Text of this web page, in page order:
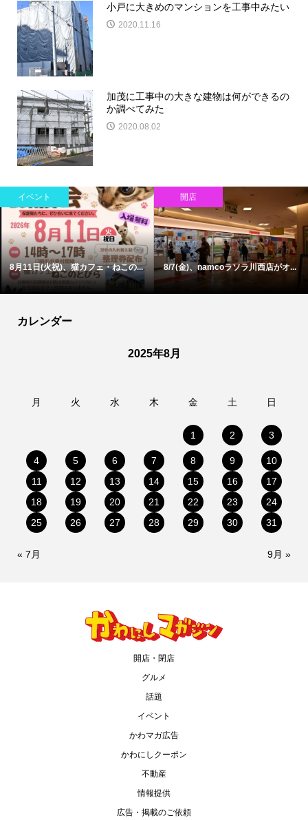
小戸に大きめのマンションを工事中みたい
2020.11.16
加茂に工事中の大きな建物は何ができるの
か調べてみた
2020.08.02
イベント
8月11日(火祝)、猫カフェ・ねこの...
開店
8/7(金)、namcoラソラ川西店がオ...
カレンダー
2025年8月
月 火 水 木 金 土 日
1 2 3
4 5 6 7 8 9
10
11
12 13 14 15 16
17
18
19 20 21 22 23
24
25
26 27 28 29 30 31
« 7月 9月 »
開店・閉店
グルメ
話題
イベント
かわマガ広告
かわにしクーポン
不動産
情報提供
広告・掲載のご依頼